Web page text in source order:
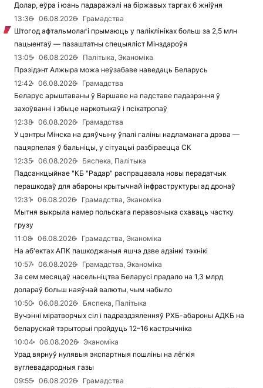
Долар, еўра і юань падаражэлі на біржавых таргах 6 жніўня
13:36
06.08.2026
Грамадства
Штогод афтальмолагі прымаюць у паліклініках больш за 2,5 млн
пацыентаў — пазаштатны спецыяліст Мінздароўя
13:05
06.08.2026
Палітыка, Эканоміка
Прэзідэнт Алжыра можа неўзабаве наведаць Беларусь
12:42
06.08.2026
Грамадства
Беларус арыштаваны ў Варшаве на падставе падазрэння ў
захоўванні і збыце наркотыкаў і псіхатропаў
12:38
06.08.2026
Грамадства
У цэнтры Мінска на дзяўчыну ўпалі галіны надламанага дрэва —
пацярпелая ў бальніцы, у сітуацыі разбіраецца СК
12:35
06.08.2026
Бяспека, Палітыка
Падсанкцыйнае "КБ "Радар" распрацавала новы перадатчык
перашкодаў для абароны крытычнай інфраструктуры ад дронаў
12:31
06.08.2026
Грамадства, Эканоміка
Мытня выкрыла намер польскага перавозчыка схаваць частку
грузу
11:08
06.08.2026
Грамадства, Эканоміка
На аб'ектах АПК пашкоджаныя яшчэ дзве адзінкі тэхнікі
10:57
06.08.2026
Грамадства, Эканоміка
За сем месяцаў насельніцтва Беларусі прадало на 1,3 млрд
долараў больш наяўнай валюты, чым набыло
10:50
06.08.2026
Бяспека, Палітыка
Вучэнні міратворчых сіл і падраздзяленняў РХБ-абароны АДКБ на
беларускай тэрыторыі пройдуць 12–16 кастрычніка
10:04
06.08.2026
Эканоміка
Урад вярнуў нулявыя экспартныя пошліны на лёгкія
вуглевадародныя газы
09:55
06.08.2026
Грамадства